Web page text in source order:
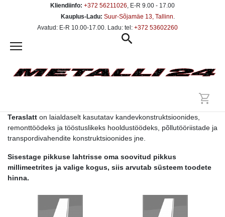
Kliendiinfo: +372 56211026, E-R 9.00 - 17.00
Kauplus-Ladu: Suur-Sõjamäe 13, Tallinn.
Avatud: E-R 10.00-17.00. Ladu: tel: +372 53602260
Teraslatt on laialdaselt kasutatav kandevkonstruktsioonides,
remonttöödeks ja tööstuslikeks hooldustöödeks, põllutööriistade ja
transpordivahendite konstruktsioonides jne.
Sisestage pikkuse lahtrisse oma soovitud pikkus
millimeetrites ja valige kogus, siis arvutab süsteem toodete
hinna.